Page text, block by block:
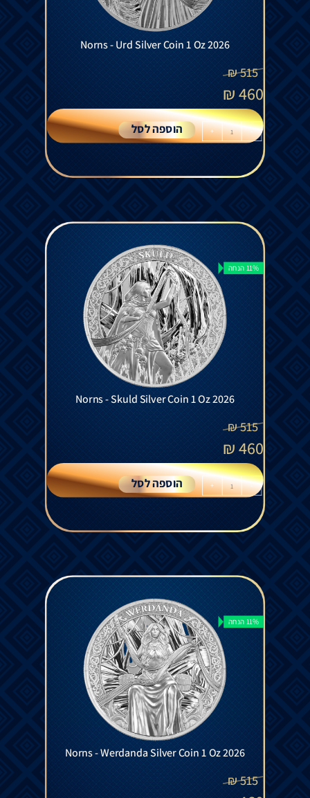
Norns - Urd Silver Coin 1 Oz 2026
515
₪
460
₪
-
+ הוספה לסל
11% הנחה
Norns - Skuld Silver Coin 1 Oz 2026
515
₪
460
₪
-
+ הוספה לסל
11% הנחה
Norns - Werdanda Silver Coin 1 Oz 2026
515
₪